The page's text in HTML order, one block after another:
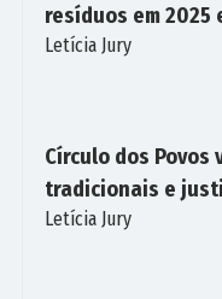
resíduos em 2025
mil árvores
Letícia Jury
Círculo dos
tradicionais e
Letícia Jury